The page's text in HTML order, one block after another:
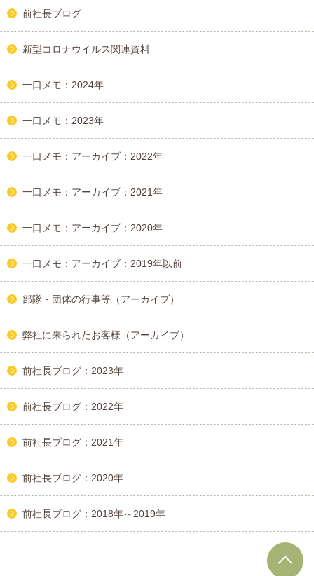
前社長ブログ
新型コロナウイルス関連資料
一口メモ：2024年
一口メモ：2023年
一口メモ：アーカイブ：2022年
一口メモ：アーカイブ：2021年
一口メモ：アーカイブ：2020年
一口メモ：アーカイブ：2019年以前
部隊・団体の行事等（アーカイブ）
弊社に来られたお客様（アーカイブ）
前社長ブログ：2023年
前社長ブログ：2022年
前社長ブログ：2021年
前社長ブログ：2020年
前社長ブログ：2018年～2019年